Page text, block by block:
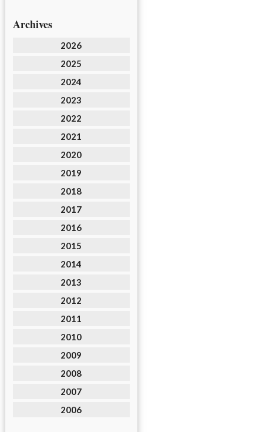
Archives
2026
2025
2024
2023
2022
2021
2020
2019
2018
2017
2016
2015
2014
2013
2012
2011
2010
2009
2008
2007
2006